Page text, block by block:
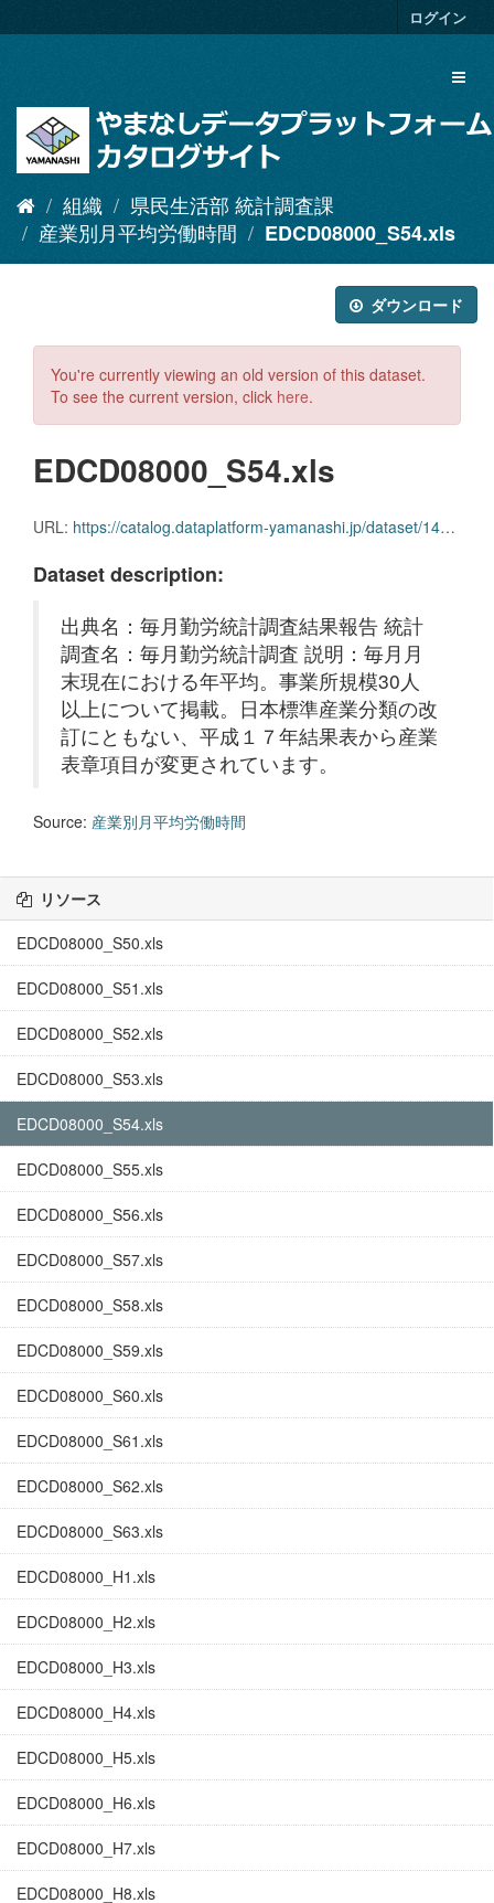
キ
ログイン
組織
県民生活部 統計調査課
産業別月平均労働時間
EDCD08000_S54.xls
ダウンロード
You're currently viewing an old version of this dataset.
To see the current version, click here.
EDCD08000_S54.xls
URL: https://catalog.dataplatform-yamanashi.jp/dataset/14a11383-6b83-4e4c-a03a-13f580205106/resource/cece4f68-06da-4172-9060-32b211447cbb/download/edcd08000_s54.xls
Dataset description:
出典名：毎月勤労統計調査結果報告 統計
調査名：毎月勤労統計調査 説明：毎月月
末現在における年平均。事業所規模30人
以上について掲載。日本標準産業分類の改
訂にともない、平成１７年結果表から産業
表章項目が変更されています。
Source: 産業別月平均労働時間
リソース
EDCD08000_S50.xls
EDCD08000_S51.xls
EDCD08000_S52.xls
EDCD08000_S53.xls
EDCD08000_S54.xls
EDCD08000_S55.xls
EDCD08000_S56.xls
EDCD08000_S57.xls
EDCD08000_S58.xls
EDCD08000_S59.xls
EDCD08000_S60.xls
EDCD08000_S61.xls
EDCD08000_S62.xls
EDCD08000_S63.xls
EDCD08000_H1.xls
EDCD08000_H2.xls
EDCD08000_H3.xls
EDCD08000_H4.xls
EDCD08000_H5.xls
EDCD08000_H6.xls
EDCD08000_H7.xls
EDCD08000_H8.xls